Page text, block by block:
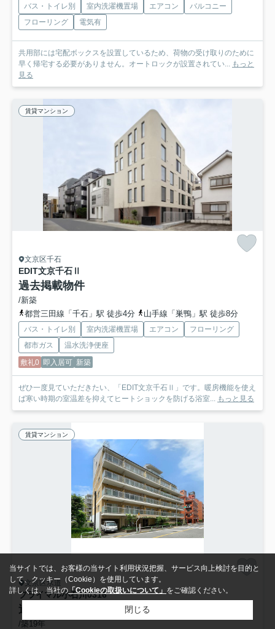
バス・トイレ別 室内洗濯機置場 エアコン
バルコニー
フローリング
電気有
共用部には宅配ボックスを設置しているため、荷物の受け取りのために
早く帰宅する必要がありません。オートロックが設置されてい...
もっと
見る
賃貸マンション
文京区千石
EDIT文京千石Ⅱ
過去掲載物件
/新築
都営三田線「千石」駅 徒歩4分
山手線「巣鴨」駅 徒歩8分
バス・トイレ別 室内洗濯機置場 エアコン
フローリング
都市ガス
温水洗浄便座
敷礼0 即入居可 新築
ぜひ一度見ていただきたい、「EDIT文京千石Ⅱ」です。暖房機能を使え
ば寒い時期の室温差を抑えてヒートショックを防げる浴室... もっと見る
賃貸マンション
文京区水道
プライマル小石川0316
過去掲載物件
/築19年
当サイトでは、お客様の当サイト利用状況把握、サービス向上検討を目的と
して、クッキー（Cookie）を使用しています。
詳しくは、当社の 「Cookieの取扱いについて」 をご確認ください。
閉じる